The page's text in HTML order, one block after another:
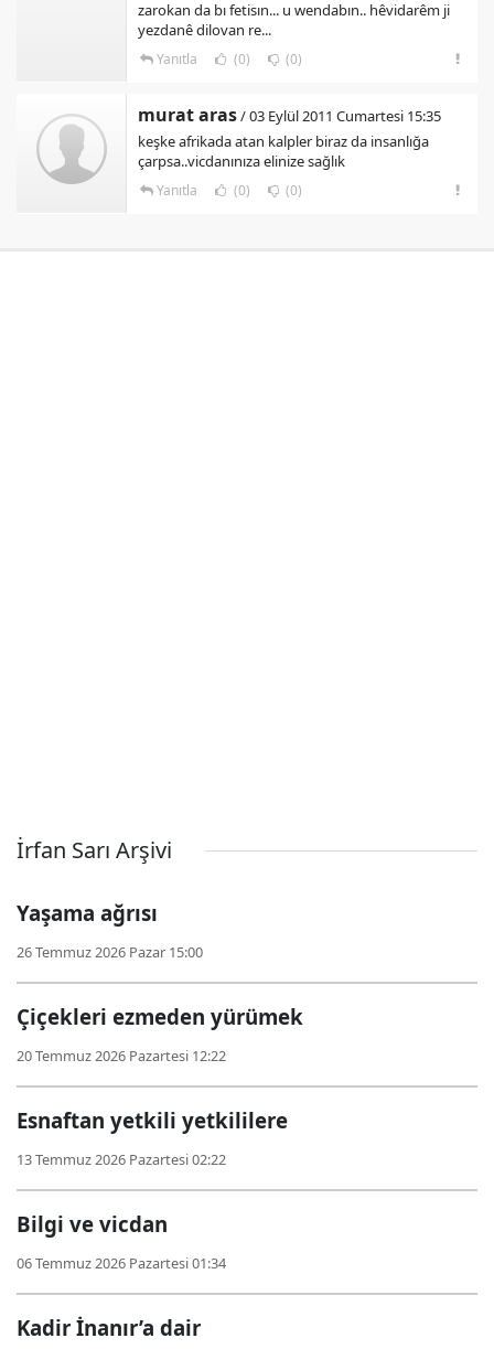
zarokan da bı fetisın... u wendabın.. hêvidarêm ji
yezdanê dilovan re...
Yanıtla (0) (0)
murat aras/ 03 Eylül 2011 Cumartesi 15:35
keşke afrikada atan kalpler biraz da insanlığa
çarpsa..vicdanınıza elinize sağlık
Yanıtla (0) (0)
İrfan Sarı Arşivi
Yaşama ağrısı
26 Temmuz 2026 Pazar 15:00
Çiçekleri ezmeden yürümek
20 Temmuz 2026 Pazartesi 12:22
Esnaftan yetkili yetkililere
13 Temmuz 2026 Pazartesi 02:22
Bilgi ve vicdan
06 Temmuz 2026 Pazartesi 01:34
Kadir İnanır’a dair